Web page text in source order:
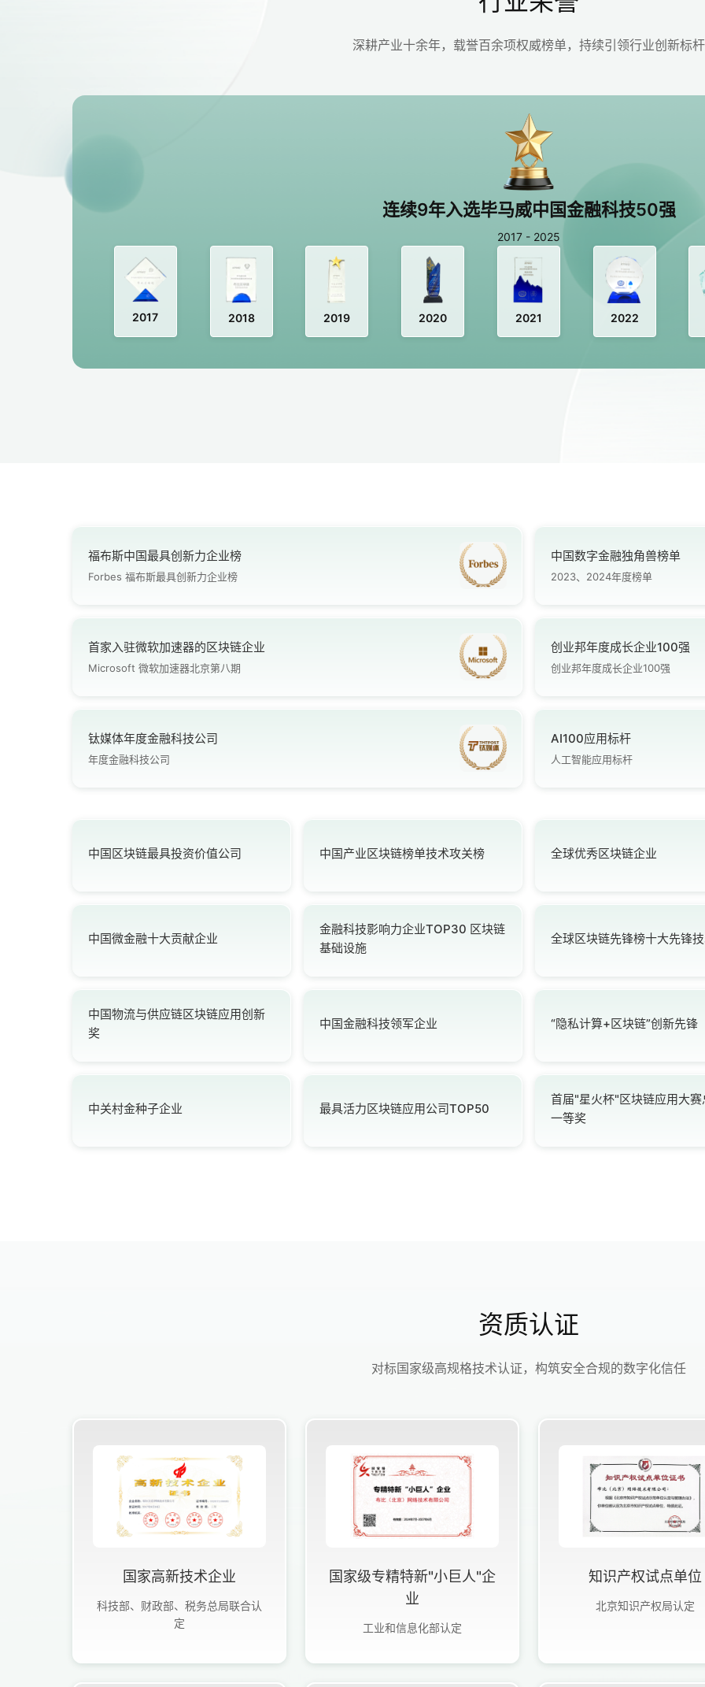
深耕产业十余年，载誉百余项权威榜单，持续引领行业创新标杆
连续9年入选毕马威中国金融科技50强
2017 - 2025
2017 2018 2019 2020 2021 2022
福布斯中国最具创新力企业榜
Forbes 福布斯最具创新力企业榜
中国数字金融独角兽榜单
2023、2024年度榜单
首家入驻微软加速器的区块链企业
Microsoft 微软加速器北京第八期
创业邦年度成长企业100强
创业邦年度成长企业100强
钛媒体年度金融科技公司
年度金融科技公司
AI100应用标杆
人工智能应用标杆
中国区块链最具投资价值公司 中国产业区块链榜单技术攻关榜 全球优秀区块链企业
中国微金融十大贡献企业
金融科技影响力企业TOP30 区块链
基础设施
全球区块链先锋榜十大先锋
中国物流与供应链区块链应用创新
奖
中国金融科技领军企业 “隐私计算+区块链”创新先锋
中关村金种子企业 最具活力区块链应用公司TOP50
首届"星火杯"区块链应用大赛
一等奖
资质认证
对标国家级高规格技术认证，构筑安全合规的数字化信任
国家高新技术企业
科技部、财政部、税务总局联合认
定
国家级专精特新"小巨人"企
业
工业和信息化部认定
知识产权试点单位
北京知识产权局认定